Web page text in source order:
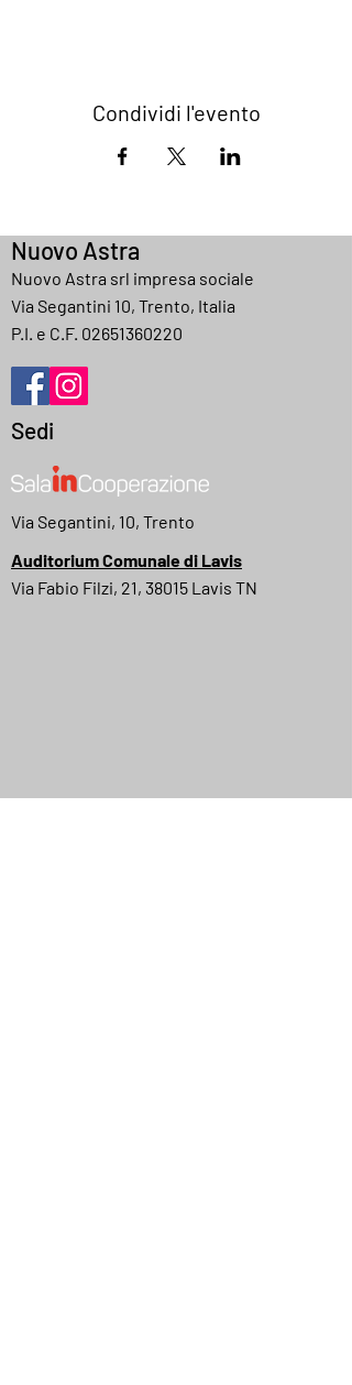
Condividi l'evento
Nuovo Astra
Nuovo Astra srl impresa sociale
Via Segantini 10, Trento, Italia
P.I. e C.F. 02651360220
Sedi
Via Segantini, 10, Trento
Auditorium Comunale di Lavis
Via Fabio Filzi, 21, 38015 Lavis TN